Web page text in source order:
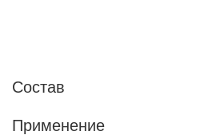
Состав
Применение